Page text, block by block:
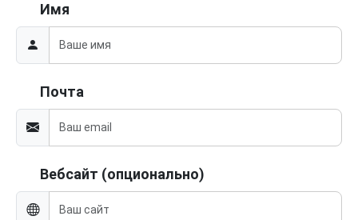
Имя
Почта
Вебсайт (опционально)